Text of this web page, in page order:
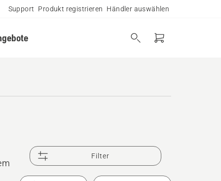
Support Produkt registrieren Händler auswählen
Filter